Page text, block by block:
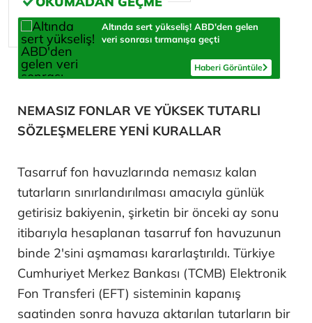
Altında sert yükseliş! ABD'den gelen
veri sonrası tırmanışa geçti
Haberi Görüntüle
NEMASIZ FONLAR VE YÜKSEK TUTARLI
SÖZLEŞMELERE YENİ KURALLAR
Tasarruf fon havuzlarında nemasız kalan
tutarların sınırlandırılması amacıyla günlük
getirisiz bakiyenin, şirketin bir önceki ay sonu
itibarıyla hesaplanan tasarruf fon havuzunun
binde 2'sini aşmaması kararlaştırıldı. Türkiye
Cumhuriyet Merkez Bankası (TCMB) Elektronik
Fon Transferi (EFT) sisteminin kapanış
saatinden sonra havuza aktarılan tutarların bir